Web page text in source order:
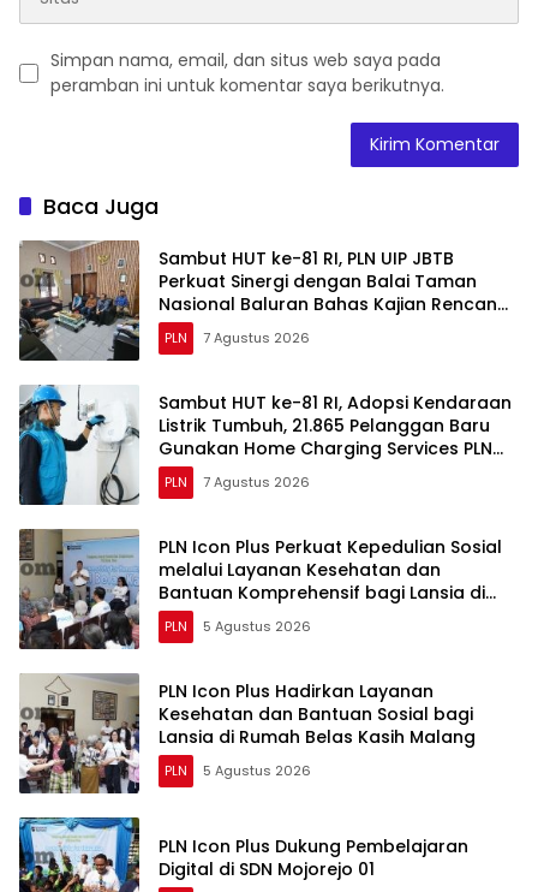
Simpan nama, email, dan situs web saya pada
peramban ini untuk komentar saya berikutnya.
Baca Juga
Sambut HUT ke-81 RI, PLN UIP JBTB
Perkuat Sinergi dengan Balai Taman
Nasional Baluran Bahas Kajian Rencana
Proyek SUTET 500 kV Paiton–
Watudodol/Kalipuro
PLN 7 Agustus 2026
Sambut HUT ke-81 RI, Adopsi Kendaraan
Listrik Tumbuh, 21.865 Pelanggan Baru
Gunakan Home Charging Services PLN
pada Semester I 2026
PLN 7 Agustus 2026
PLN Icon Plus Perkuat Kepedulian Sosial
melalui Layanan Kesehatan dan
Bantuan Komprehensif bagi Lansia di
Malang
PLN 5 Agustus 2026
PLN Icon Plus Hadirkan Layanan
Kesehatan dan Bantuan Sosial bagi
Lansia di Rumah Belas Kasih Malang
PLN 5 Agustus 2026
PLN Icon Plus Dukung Pembelajaran
Digital di SDN Mojorejo 01